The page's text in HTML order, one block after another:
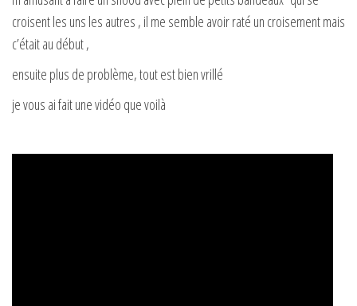
croisent les uns les autres , il me semble avoir raté un croisement mais
c’était au début ,
ensuite plus de problème, tout est bien vrillé
je vous ai fait une vidéo que voilà